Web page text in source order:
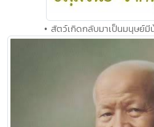
• สัตว์เกิดกลับมาเป็นมนุษย์มี